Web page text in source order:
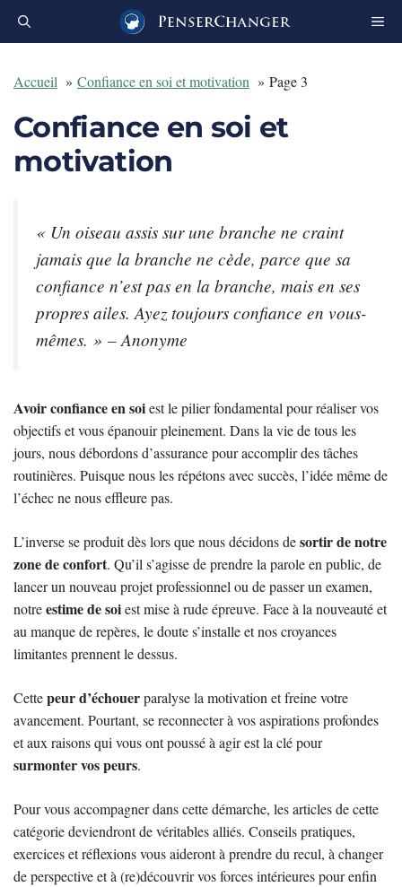
Accueil
Confiance en soi et motivation Page 3
Confiance en soi et
motivation
« Un oiseau assis sur une branche ne craint
jamais que la branche ne cède, parce que sa
confiance n’est pas en la branche, mais en ses
propres ailes. Ayez toujours confiance en vous-
mêmes. » – Anonyme
Avoir confiance en soiest le pilier fondamental pour réaliser vos
objectifs et vous épanouir pleinement. Dans la vie de tous les
jours, nous débordons d’assurance pour accomplir des tâches
routinières. Puisque nous les répétons avec succès, l’idée même de
l’échec ne nous effleure pas.
L’inverse se produit dès lors que nous décidons desortir de notre
zone de confort. Qu’il s’agisse de prendre la parole en public, de
lancer un nouveau projet professionnel ou de passer un examen,
notreestime de soiest mise à rude épreuve. Face à la nouveauté et
au manque de repères, le doute s’installe et nos croyances
limitantes prennent le dessus.
Cettepeur d’échouerparalyse la motivation et freine votre
avancement. Pourtant, se reconnecter à vos aspirations profondes
et aux raisons qui vous ont poussé à agir est la clé pour
surmonter vos peurs.
Pour vous accompagner dans cette démarche, les articles de cette
catégorie deviendront de véritables alliés. Conseils pratiques,
exercices et réflexions vous aideront à prendre du recul, à changer
de perspective et à (re)découvrir vos forces intérieures pour enfin